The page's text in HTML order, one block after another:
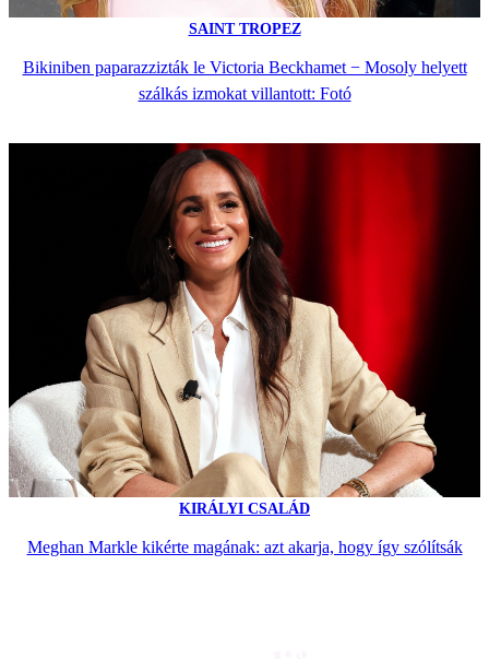
SAINT TROPEZ
Bikiniben paparazzizták le Victoria Beckhamet − Mosoly helyett
szálkás izmokat villantott: Fotó
KIRÁLYI CSALÁD
Meghan Markle kikérte magának: azt akarja, hogy így szólítsák